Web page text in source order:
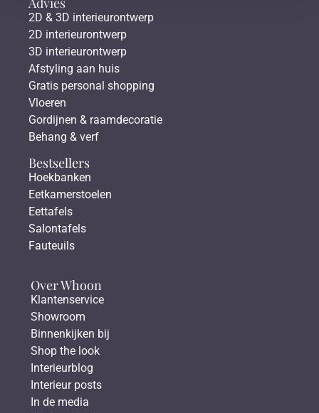
2D & 3D interieurontwerp
2D interieurontwerp
3D interieurontwerp
Afstyling aan huis
Gratis personal shopping
Vloeren
Gordijnen & raamdecoratie
Behang & verf
Bestsellers
Hoekbanken
Eetkamerstoelen
Eettafels
Salontafels
Fauteuils
Over Whoon
Klantenservice
Showroom
Binnenkijken bij
Shop the look
Interieurblog
Interieur posts
In de media